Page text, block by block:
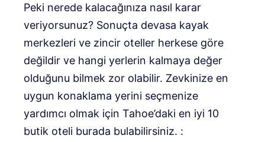
Peki nerede kalacağınıza nasıl karar
veriyorsunuz? Sonuçta devasa kayak
merkezleri ve zincir oteller herkese göre
değildir ve hangi yerlerin kalmaya değer
olduğunu bilmek zor olabilir. Zevkinize en
uygun konaklama yerini seçmenize
yardımcı olmak için Tahoe’daki en iyi 10
butik oteli burada bulabilirsiniz. :